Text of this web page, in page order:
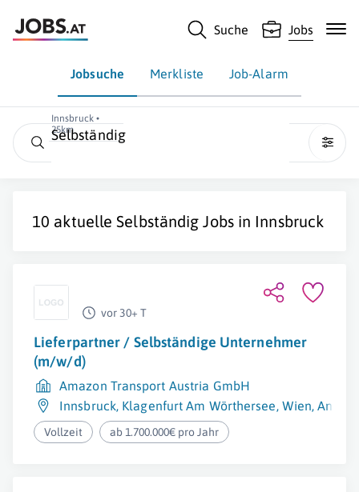
Suche Jobs
Jobsuche Merkliste Job-Alarm
Innsbruck •
25km
Selbständig
10 aktuelleSelbständig Jobs in Innsbruck
vor 30+ T
Lieferpartner / Selbständige Unternehmer
(m/w/d)
Amazon Transport Austria GmbH
Innsbruck, Klagenfurt Am Wörthersee, Wien,
Vollzeit ab 1.700.000€ pro Jahr